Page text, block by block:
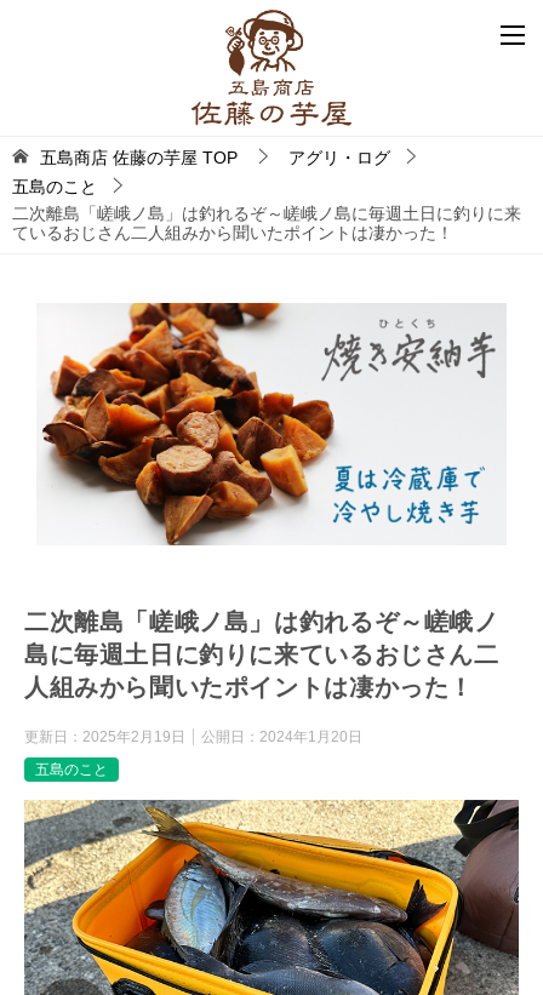
五島商店 佐藤の芋屋 TOP
アグリ・ログ
五島のこと
二次離島「嵯峨ノ島」は釣れるぞ～嵯峨ノ島に毎週土日に釣りに来
ているおじさん二人組みから聞いたポイントは凄かった！
二次離島「嵯峨ノ島」は釣れるぞ～嵯峨ノ
島に毎週土日に釣りに来ているおじさん二
人組みから聞いたポイントは凄かった！
更新日： 2025年2月19日 公開日： 2024年1月20日
五島のこと